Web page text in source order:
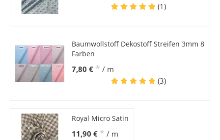
(1)
Baumwollstoff Dekostoff Streifen 3mm 8
Farben
7,80 € * / m
(3)
Royal Micro Satin
11,90 € * / m